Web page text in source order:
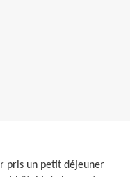
pris un petit déjeuner